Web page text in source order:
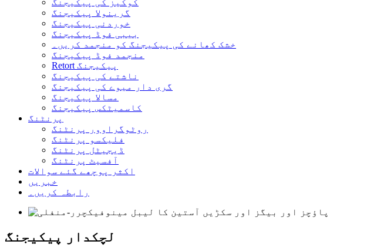
کوکیز کی پیکیجنگ
گرینولا پیکیجنگ
خوردنی پیکیجنگ
بیبی فوڈ پیکیجنگ
خشک کھانے کی پیکیجنگ کو منجمد کریں۔
منجمد فوڈ پیکیجنگ
Retort پیکیجنگ
ناشتے کی پیکیجنگ
گری دار میوے کی پیکیجنگ
مسالا پیکیجنگ
کاسمیٹکس پیکیجنگ
پرنٹنگ
روٹوگراوور پرنٹنگ
فلیکسو پرنٹنگ
ڈیجیٹل پرنٹنگ
آفسیٹ پرنٹنگ
اکثر پوچھے گئے سوالات
خبریں
رابطہ کریں۔
لچکدار پیکیجنگ